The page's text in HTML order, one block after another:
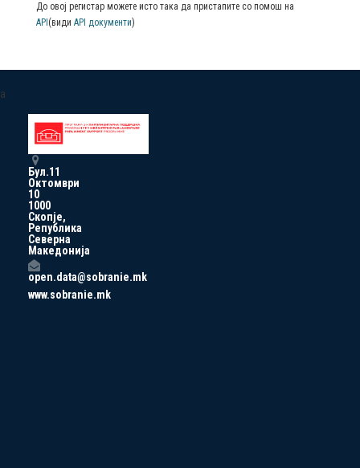
До овој регистар можете исто така да пристапите со помош на
API (види API документи)
a
Бул.11
Октомври
10
1000
Скопје,
Република
Северна
Македонија
open.data@sobranie.mk
www.sobranie.mk